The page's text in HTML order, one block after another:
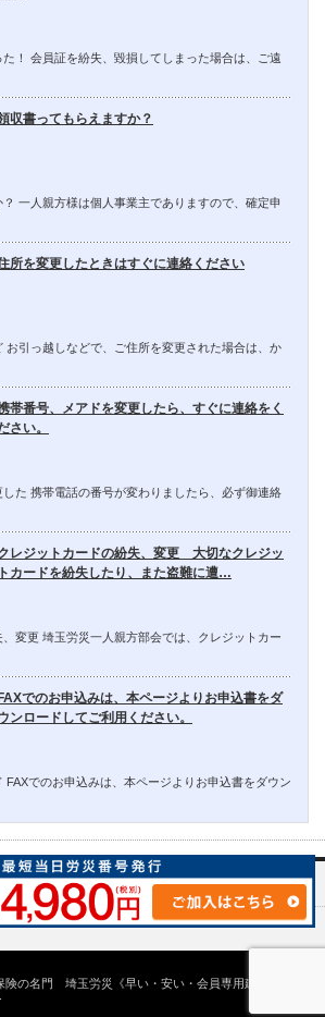
！ 会員証を紛失、毀損してしまった場合は、ご遠
収書ってもらえますか？
一人親方様は個人事業主でありますので、確定申
所を変更したときはすぐに連絡ください
お引っ越しなどで、ご住所を変更された場合は、か
帯番号、メアドを変更したら、すぐに連絡をく
さい。
た 携帯電話の番号が変わりましたら、必ず御連絡
レジットカードの紛失、変更 大切なクレジッ
トカードを紛失したり、また盗難に遭…
変更 埼玉労災一人親方部会では、クレジットカー
FAXでのお申込みは、本ページよりお申込書をダ
ンロードしてご利用ください。
FAXでのお申込みは、本ページよりお申込書をダウン
いて
険の名門 埼玉労災《早い・安い・会員専用建設国保の